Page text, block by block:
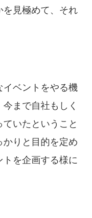
を見極めて、それ
ベントをやる機
まで自社もしく
いたということ
りと目的を定め
を企画する様に